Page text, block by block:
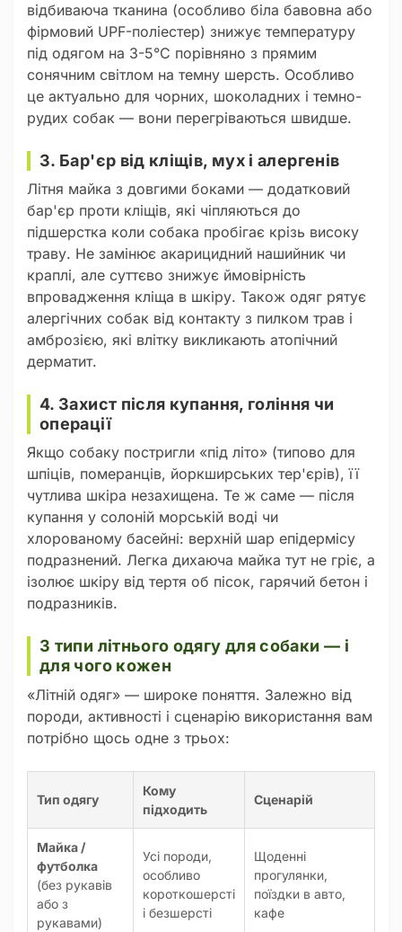
відбиваюча тканина (особливо біла бавовна або
фірмовий UPF-поліестер) знижує температуру
під одягом на 3-5°C порівняно з прямим
сонячним світлом на темну шерсть. Особливо
це актуально для чорних, шоколадних і темно-
рудих собак — вони перегріваються швидше.
3. Бар'єр від кліщів, мух і алергенів
Літня майка з довгими боками — додатковий
бар'єр проти кліщів, які чіпляються до
підшерстка коли собака пробігає крізь високу
траву. Не замінює акарицидний нашийник чи
краплі, але суттєво знижує ймовірність
впровадження кліща в шкіру. Також одяг рятує
алергічних собак від контакту з пилком трав і
амброзією, які влітку викликають атопічний
дерматит.
4. Захист після купання, гоління чи
операції
Якщо собаку постригли «під літо» (типово для
шпіців, померанців, йоркширських тер'єрів), її
чутлива шкіра незахищена. Те ж саме — після
купання у солоній морській воді чи
хлорованому басейні: верхній шар епідермісу
подразнений. Легка дихаюча майка тут не гріє, а
ізолює шкіру від тертя об пісок, гарячий бетон і
подразників.
3 типи літнього одягу для собаки — і
для чого кожен
«Літній одяг» — широке поняття. Залежно від
породи, активності і сценарію використання вам
потрібно щось одне з трьох:
Тип одягу
Кому
підходить
Сценарій
Майка /
футболка
(без рукавів
або з
рукавами)
Усі породи,
особливо
короткошерсті
і безшерсті
Щоденні
прогулянки,
поїздки в авто,
кафе